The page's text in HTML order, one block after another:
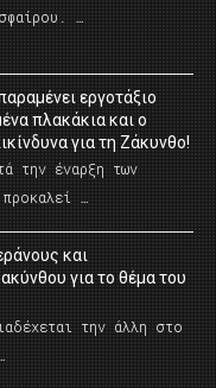
…
εργοτάξιο
πλακάκια και ο
για τη Ζάκυνθο!
την έναρξη των
…
και
για το θέμα του
την άλλη στο